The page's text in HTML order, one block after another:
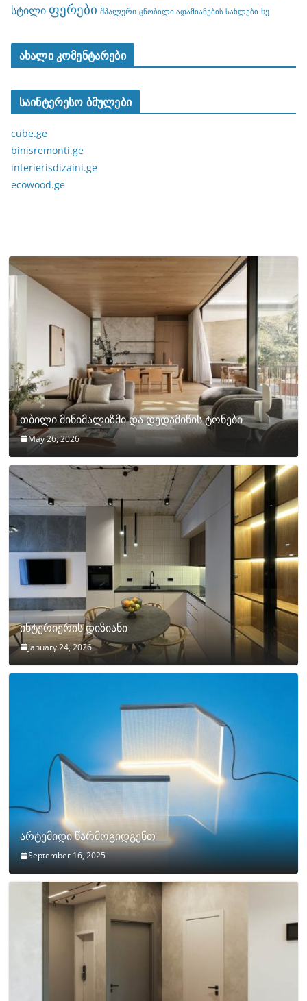
სტილი ფერები შპალერი ცნობილი ადამიანების სახლები ხე
ახალი კომენტარები
საინტერესო ბმულები
cube.ge
binisremonti.ge
interierisdizaini.ge
ecowood.ge
თბილი მინიმალიზმი და დედამიწის ტონები
May 26, 2026
ინტერიერის დიზიანი
January 24, 2026
არტემიდი წარმოგიდგენთ
September 16, 2025